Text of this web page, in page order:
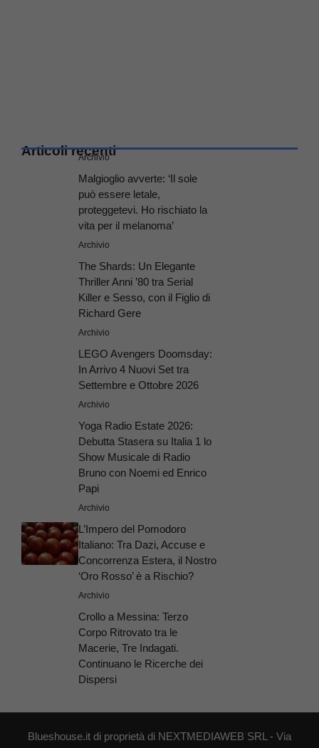
Articoli recenti
Archivio
Malgioglio avverte: ‘Il sole
può essere letale,
proteggetevi. Ho rischiato la
vita per il melanoma’
Archivio
The Shards: Un Elegante
Thriller Anni ’80 tra Serial
Killer e Sesso, con il Figlio di
Richard Gere
Archivio
LEGO Avengers Doomsday:
In Arrivo 4 Nuovi Set tra
Settembre e Ottobre 2026
Archivio
Yoga Radio Estate 2026:
Debutta Stasera su Italia 1 lo
Show Musicale di Radio
Bruno con Noemi ed Enrico
Papi
Archivio
L’Impero del Pomodoro
Italiano: Tra Dazi, Accuse e
Concorrenza Estera, il Nostro
‘Oro Rosso’ è a Rischio?
Archivio
Crollo a Messina: Terzo
Corpo Ritrovato tra le
Macerie, Tre Indagati.
Continuano le Ricerche dei
Dispersi
Blueshouse.it di proprietà di NEXTMEDIAWEB SRL - Via